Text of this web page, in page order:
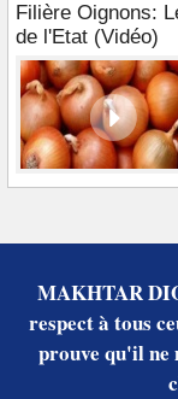
Filière Oignons:
de l'Etat (Vidéo)
MAKHTAR
respect à tous
prouve qu'il ne